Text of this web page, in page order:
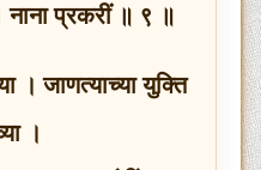
नाना प्रकरीं ॥ ९ ॥
। जाणत्याच्या युक्ति
।